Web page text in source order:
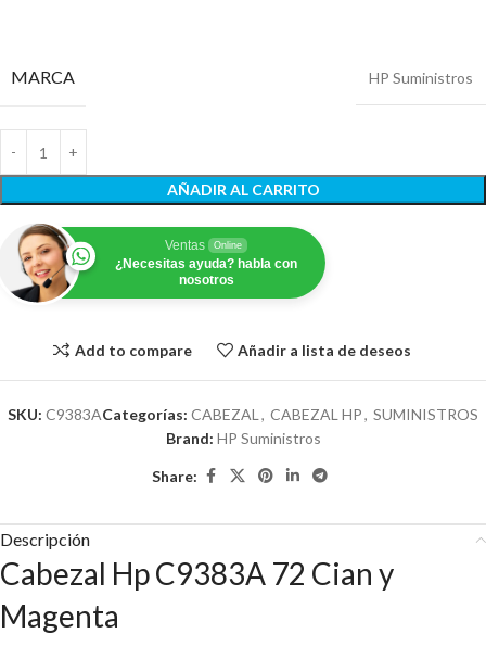
MARCA HP Suministros
AÑADIR AL CARRITO
Ventas Online
¿Necesitas ayuda? habla con
nosotros
Add to compare Añadir a lista de deseos
SKU: C9383ACategorías: CABEZAL , CABEZAL HP, SUMINISTROS
Brand: HP Suministros
Share:
Descripción
Cabezal Hp C9383A 72 Cian y
Magenta